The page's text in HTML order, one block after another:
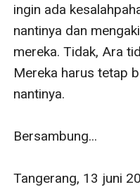
ingin ada
nantinya dan
mereka. Tidak, Ara
Mereka harus tetap
nantinya.
Bersambung...
Tangerang, 13 juni